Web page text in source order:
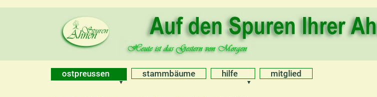
ostpreussen stammbäume hilfe mitglied